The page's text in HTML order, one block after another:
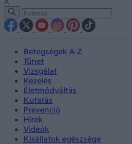
Betegségek A-Z
Tünet
Vizsgálat
Kezelés
Életmódváltás
Kutatás
Prevenció
Hírek
Videók
Kisállatok egészsége